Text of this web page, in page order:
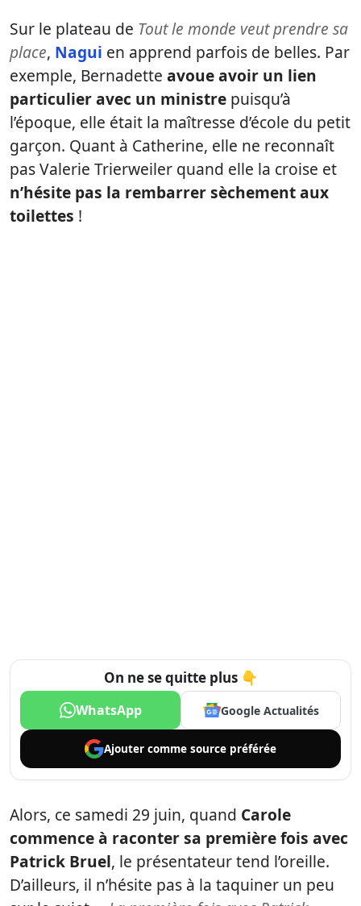
Sur le plateau de Tout le monde veut prendre sa
place, Nagui en apprend parfois de belles. Par
exemple, Bernadette avoue avoir un lien
particulier avec un ministre puisqu’à
l’époque, elle était la maîtresse d’école du petit
garçon. Quant à Catherine, elle ne reconnaît
pas Valerie Trierweiler quand elle la croise et
n’hésite pas la rembarrer sèchement aux
toilettes !
On ne se quitte plus 👇
WhatsApp Google Actualités
Ajouter comme source préférée
Alors, ce samedi 29 juin, quand Carole
commence à raconter sa première fois avec
Patrick Bruel, le présentateur tend l’oreille.
D’ailleurs, il n’hésite pas à la taquiner un peu